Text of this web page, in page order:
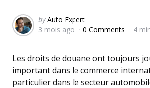
Posted
by
by Auto Expert
3 mois ago
0 Comments 4 min
Les droits de douane ont toujours
important dans le commerce
particulier dans le secteur